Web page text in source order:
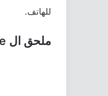
للهاتف.
ملحق ال Gamepad Mode :